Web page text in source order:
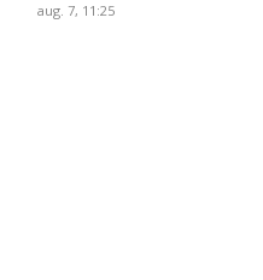
aug. 7, 11:25